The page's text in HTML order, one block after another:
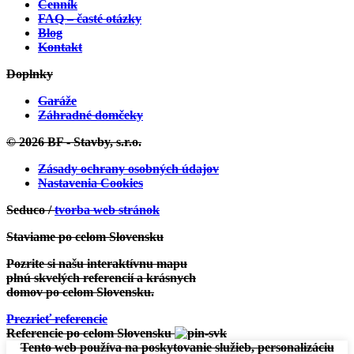
Zobraziť projekt
Mokrance:Projekt Individuálny
Jamník:Projekt individuálny
Cenník
FAQ – časté otázky
Blog
Kontakt
Doplnky
Garáže
Záhradné domčeky
© 2026 BF - Stavby, s.r.o.
Zásady ochrany osobných údajov
Nastavenia Cookies
Seduco /tvorba web stránok
Staviame po celom Slovensku
Pozrite si našu interaktívnu mapu
plnú skvelých referencií a krásnych
domov po celom Slovensku.
Prezrieť referencie
Referencie po celom Slovensku
Tento web používa na poskytovanie služieb, personalizáciu